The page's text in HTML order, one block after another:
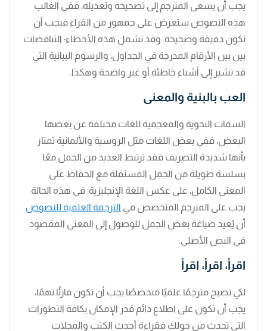
يجب أن يسعى المترجم إلى تصحيحه وتعديله، ففي الغالب
هذه النصوص ستعرض على جمهور من القراء فيجب أن
تكون دقيقة وصحيحة. وقد تشمل هذه الأخطاء: التناقضات
بين بين الأرقام المدرجة في الجداول، والرسوم البيانية التي
قد تشير إلى أشياء خاطئة أو غير واضحة وهكذا.
العب بالبنية والمعنى
السمات النحوية والمعجمية للغات مختلفة عن بعضها
البعض، ففي بعض اللغات مثل الروسية والألمانية تمتاز
بأنها شديدة التصريف فقد ترتبط العديد من الجمل معًا
بسلسة طويلة من الجمل المستقلة مع الحفاظ على
المعنى الكامل، على عكس اللغة الإنجليزية. في هذه الحالة
يجب على المترجم المتخصص في الترجمة العلمية للنصوص
أن يُعيد صياغة بعض الجمل للوصول إلى المعنى المقصود
في النص الأصلي.
اقرأ، اقرأ، اقرأ
لكي تصبح مترجمًا علميًا متخصصًا يجب أن تكون قارئًا نهمًا،
يجب أن تكون على اطلاع دائم قدر الإمكان بكافة التطورات
التي تحدث من حولك فقراءة أحدث الكتب والمجلات